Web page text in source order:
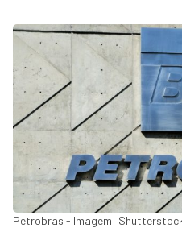
Petrobras - Imagem: